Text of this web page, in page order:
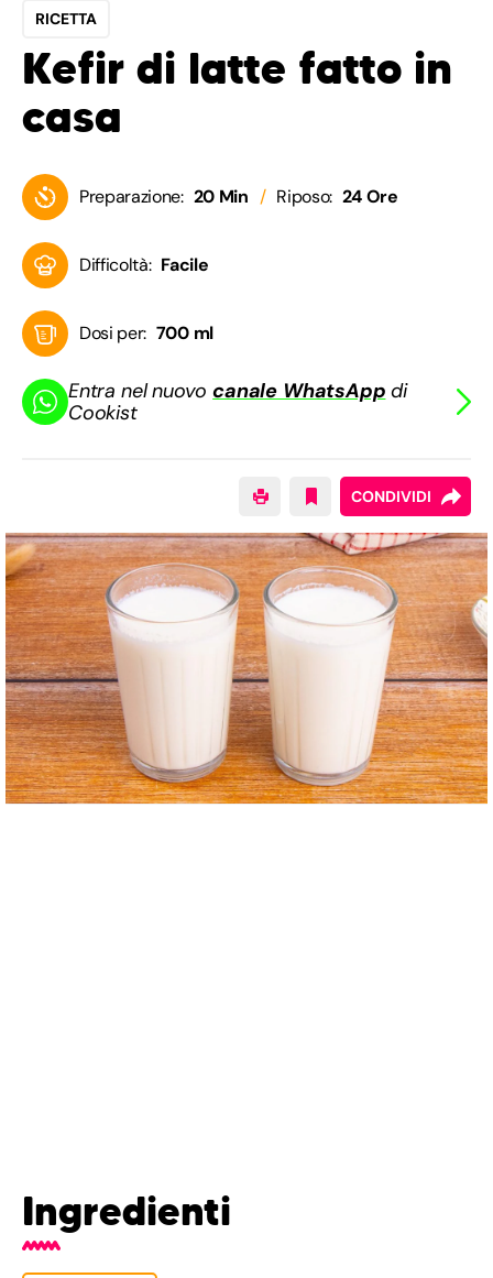
RICETTA
Kefir di latte fatto in
casa
Preparazione: 20 Min Riposo: 24 Ore
Difficoltà: Facile
Dosi per: 700 ml
Entra nel nuovocanale WhatsApp di
Cookist
CONDIVIDI
Ingredienti